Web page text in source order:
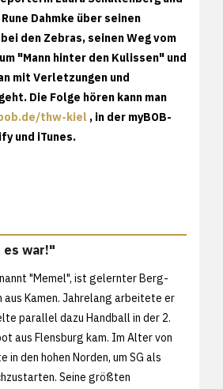
Dahmke über seinen
den Zebras, seinen Weg vom
"Mann hinter den Kulissen" und
mit Verletzungen und
Die Folge hören kann man
thw-kiel , in der myBOB-
und iTunes.
es war!"
"Memel", ist gelernter Berg-
aus Kamen. Jahrelang arbeitete er
parallel dazu Handball in der 2.
aus Flensburg kam. Im Alter von
in den hohen Norden, um SG als
Seine größten